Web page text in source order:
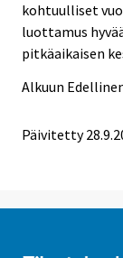
kohtuulliset
luottamus
pitkäaikaisen
Alkuun
Päivitetty